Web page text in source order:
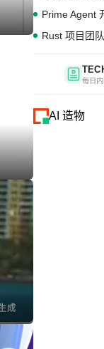
成
Prime Agent
Rust 项目团
每日
AI 造物